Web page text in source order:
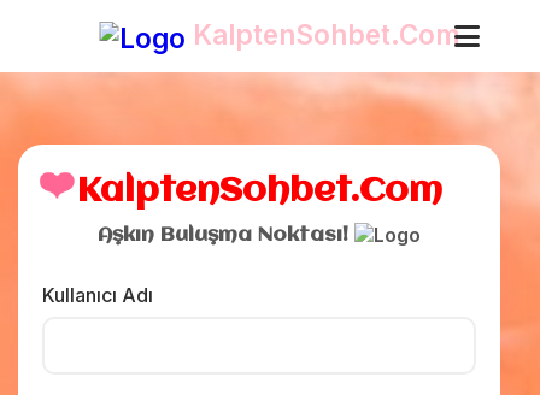
KalptenSohbet.Com
❤️ KalptenSohbet.Com
Aşkın Buluşma Noktası!
Kullanıcı Adı